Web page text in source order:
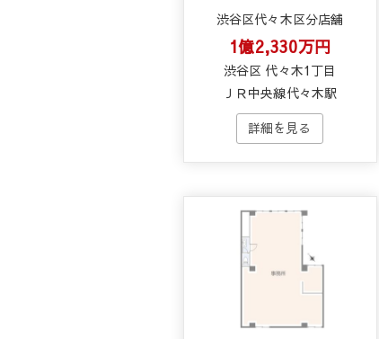
渋谷区代々木区分店舗
1億2,330万円
渋谷区 代々木1丁目
ＪＲ中央線代々木駅